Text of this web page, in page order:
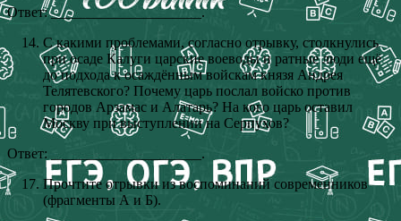
Ответ: _____________________.
С какими проблемами, согласно отрывку, столкнулись
при осаде Калуги царские воеводы и ратные люди ещё
до подхода к осаждённым войскам князя Андрея
Телятевского? Почему царь послал войско против
городов Арзамас и Алатарь? На кого царь оставил
Москву при выступлении на Серпухов?
Ответ: _____________________.
Прочтите отрывки из воспоминаний современников
(фрагменты А и Б).